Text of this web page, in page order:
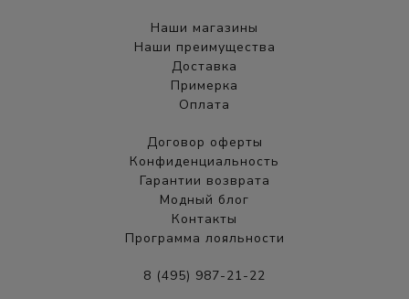
Наши магазины
Наши преимущества
Доставка
Примерка
Оплата
Договор оферты
Конфиденциальность
Гарантии возврата
Модный блог
Контакты
Программа лояльности
8 (495) 987-21-22